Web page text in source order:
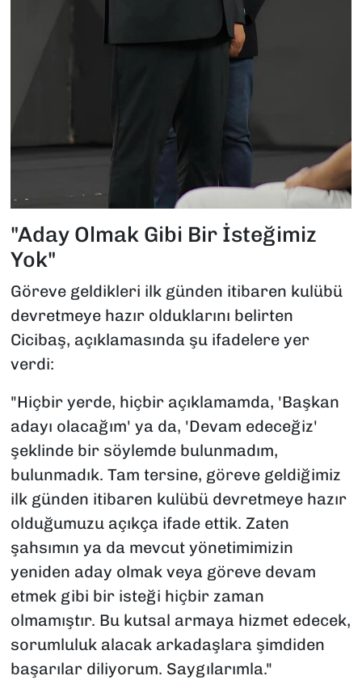
"Aday Olmak Gibi Bir İsteğimiz
Yok"
Göreve geldikleri ilk günden itibaren kulübü
devretmeye hazır olduklarını belirten
Cicibaş, açıklamasında şu ifadelere yer
verdi:
"Hiçbir yerde, hiçbir açıklamamda, 'Başkan
adayı olacağım' ya da, 'Devam edeceğiz'
şeklinde bir söylemde bulunmadım,
bulunmadık. Tam tersine, göreve geldiğimiz
ilk günden itibaren kulübü devretmeye hazır
olduğumuzu açıkça ifade ettik. Zaten
şahsımın ya da mevcut yönetimimizin
yeniden aday olmak veya göreve devam
etmek gibi bir isteği hiçbir zaman
olmamıştır. Bu kutsal armaya hizmet edecek,
sorumluluk alacak arkadaşlara şimdiden
başarılar diliyorum. Saygılarımla."